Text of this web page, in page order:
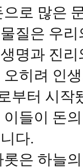
으로 많은
질은 우
명과 진
오히려 인
부터 시작
이들이 돈
다.
롯은 하늘